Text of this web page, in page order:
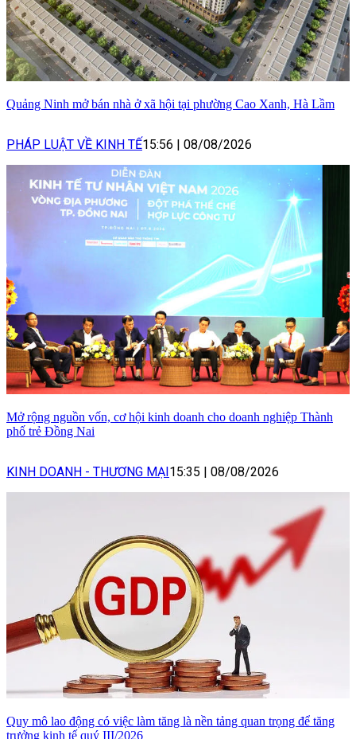
Quảng Ninh mở bán nhà ở xã hội tại phường Cao Xanh, Hà Lầm
PHÁP LUẬT VỀ KINH TẾ15:56 | 08/08/2026
Mở rộng nguồn vốn, cơ hội kinh doanh cho doanh nghiệp Thành
phố trẻ Đồng Nai
KINH DOANH - THƯƠNG MẠI15:35 | 08/08/2026
Quy mô lao động có việc làm tăng là nền tảng quan trọng để tăng
trưởng kinh tế quý III/2026